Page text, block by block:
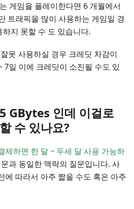
게임을 플레이한다면 6 개월에서
트래픽을 많이 사용하는 게임일 경
지 못할 수 도 있습니다.
못 사용하실 경우 크레딧 차감이
7일 이에 크레딧이 소진될 수도 있
GBytes 인데 이걸로
수 있나요?
제하면 한 달 ~ 두세 달 사용 가능하
과 동일한 맥락의 질문입니다. 사
에 따라서 아주 짧을 수도 혹은 아주